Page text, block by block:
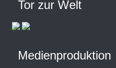
Tor zur Welt
Medienproduktion